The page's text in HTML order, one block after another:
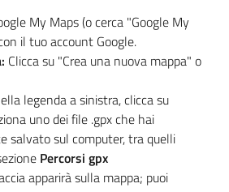
My Maps (o cerca "Google My
il tuo account Google.
Clicca su "Crea una nuova mappa" o
legenda a sinistra, clicca su
uno dei file .gpx che hai
salvato sul computer, tra quelli
Percorsi gpx
apparirà sulla mappa; puoi